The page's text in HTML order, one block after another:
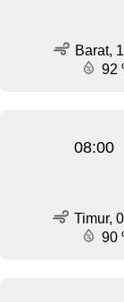
Barat,
92
08:00
Timur,
90